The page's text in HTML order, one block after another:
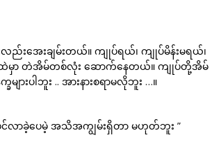
းအေးချမ်းတယ်။ ကျုပ်ရယ်၊ ကျုပ်မိန်းမရယ်၊
ထဲမှာ တဲအိမ်တစ်လုံး ဆောက်နေတယ်။ ကျုပ်တို့အိမ်
ားပါဘူး .. အားနားစရာမလိုဘူး …။
လာခဲ့ပေမဲ့ အသိအကျွမ်းရှိတာ မဟုတ်ဘူး ”